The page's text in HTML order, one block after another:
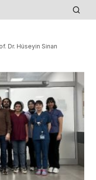
Dr. Hüseyin Sinan